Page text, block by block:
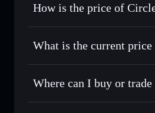
How is the price of
Circle
What is the current
Circle
Where can I buy or